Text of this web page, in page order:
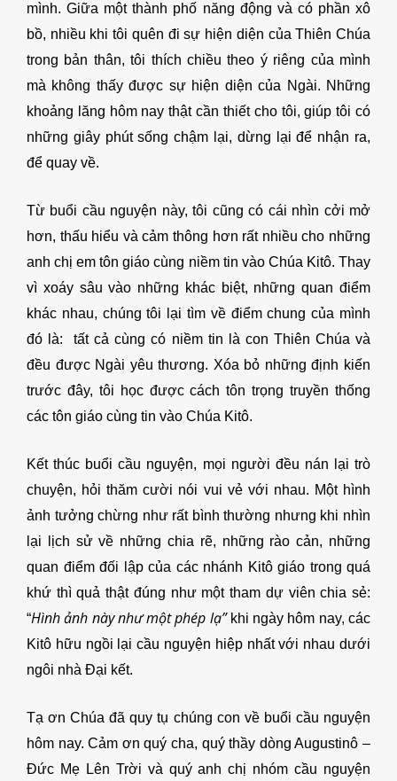
mình. Giữa một thành phố năng động và có phần xô
bồ, nhiều khi tôi quên đi sự hiện diện của Thiên Chúa
trong bản thân, tôi thích chiều theo ý riêng của mình
mà không thấy được sự hiện diện của Ngài. Những
khoảng lăng hôm nay thật cần thiết cho tôi, giúp tôi có
những giây phút sống chậm lại, dừng lại để nhận ra,
để quay về.
Từ buổi cầu nguyện này, tôi cũng có cái nhìn cởi mở
hơn, thấu hiểu và cảm thông hơn rất nhiều cho những
anh chị em tôn giáo cùng niềm tin vào Chúa Kitô. Thay
vì xoáy sâu vào những khác biệt, những quan điểm
khác nhau, chúng tôi lại tìm về điểm chung của mình
đó là: tất cả cùng có niềm tin là con Thiên Chúa và
đều được Ngài yêu thương. Xóa bỏ những định kiến
trước đây, tôi học được cách tôn trọng truyền thống
các tôn giáo cùng tin vào Chúa Kitô.
Kết thúc buổi cầu nguyện, mọi người đều nán lại trò
chuyện, hỏi thăm cười nói vui vẻ với nhau. Một hình
ảnh tưởng chừng như rất bình thường nhưng khi nhìn
lại lịch sử về những chia rẽ, những rào cản, những
quan điểm đối lập của các nhánh Kitô giáo trong quá
khứ thì quả thật đúng như một tham dự viên chia sẻ:
“Hình ảnh này như một phép lạ” khi ngày hôm nay, các
Kitô hữu ngồi lại cầu nguyện hiệp nhất với nhau dưới
ngôi nhà Đại kết.
Tạ ơn Chúa đã quy tụ chúng con về buổi cầu nguyện
hôm nay. Cảm ơn quý cha, quý thầy dòng Augustinô –
Đức Mẹ Lên Trời và quý anh chị nhóm cầu nguyện